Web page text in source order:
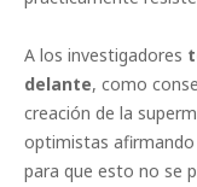
A los investigadores
delante, como
creación de la
optimistas afirmando
para que esto no se